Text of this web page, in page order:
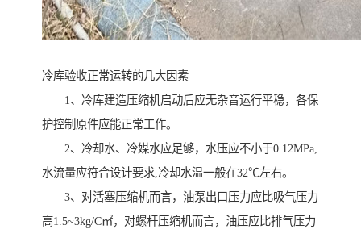
冷库验收正常运转的几大因素
1、冷库建造压缩机启动后应无杂音运行平稳，各保
护控制原件应能正常工作。
2、冷却水、冷媒水应足够，水压应不小于0.12MPa,
水流量应符合设计要求,冷却水温一般在32℃左右。
3、对活塞压缩机而言，油泵出口压力应比吸气压力
高1.5~3kg/C㎡，对螺杆压缩机而言，油压应比排气压力